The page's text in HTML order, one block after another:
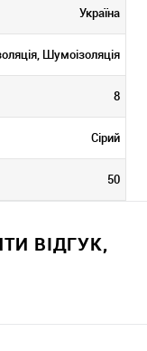
Україна
Шумоізоляція
8
Сірий
50
ВІДГУК,